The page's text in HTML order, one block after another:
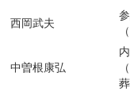
西岡武夫
中曽根康弘
葬